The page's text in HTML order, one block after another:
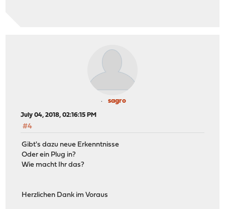
sagro
July 04, 2018, 02:16:15 PM
#4
Gibt's dazu neue Erkenntnisse
Oder ein Plug in?
Wie macht Ihr das?
Herzlichen Dank im Voraus